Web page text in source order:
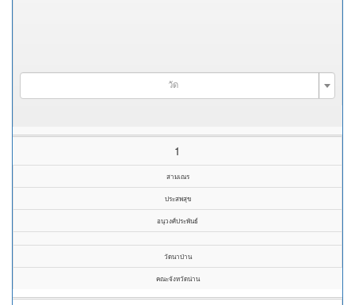
วัด
1
สามเณร
ประสพสุข
อนุวงศ์ประพันธ์
วัดนาป่าน
คณะจังหวัดน่าน